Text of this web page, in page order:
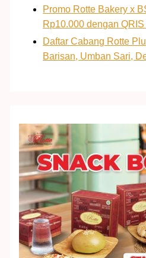
Promo Rotte Bakery x
Rp10.000 dengan QRIS
Daftar Cabang Rotte
Barisan, Umban Sari,